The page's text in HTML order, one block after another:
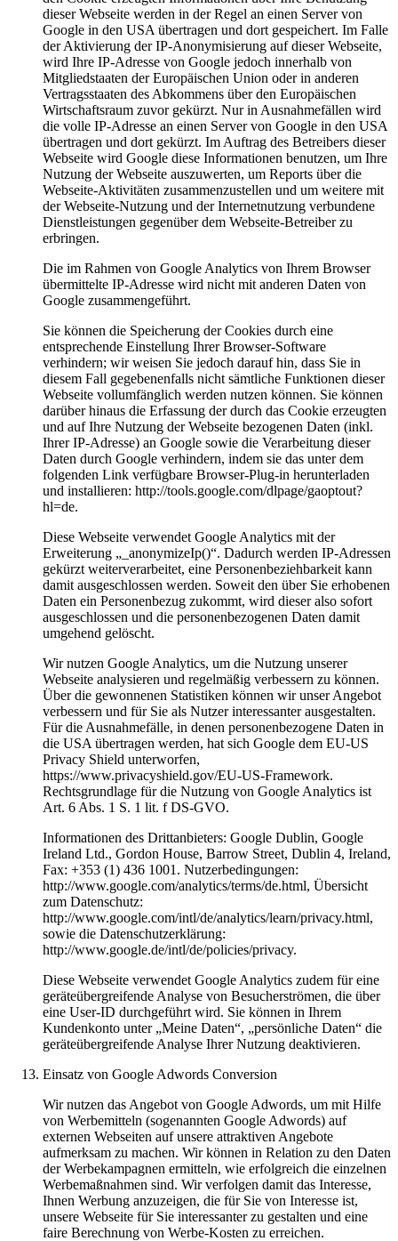
dieser Webseite werden in der Regel an einen Server von
Google in den USA übertragen und dort gespeichert. Im Falle
der Aktivierung der IP-Anonymisierung auf dieser Webseite,
wird Ihre IP-Adresse von Google jedoch innerhalb von
Mitgliedstaaten der Europäischen Union oder in anderen
Vertragsstaaten des Abkommens über den Europäischen
Wirtschaftsraum zuvor gekürzt. Nur in Ausnahmefällen wird
die volle IP-Adresse an einen Server von Google in den USA
übertragen und dort gekürzt. Im Auftrag des Betreibers dieser
Webseite wird Google diese Informationen benutzen, um Ihre
Nutzung der Webseite auszuwerten, um Reports über die
Webseite-Aktivitäten zusammenzustellen und um weitere mit
der Webseite-Nutzung und der Internetnutzung verbundene
Dienstleistungen gegenüber dem Webseite-Betreiber zu
erbringen.
Die im Rahmen von Google Analytics von Ihrem Browser
übermittelte IP-Adresse wird nicht mit anderen Daten von
Google zusammengeführt.
Sie können die Speicherung der Cookies durch eine
entsprechende Einstellung Ihrer Browser-Software
verhindern; wir weisen Sie jedoch darauf hin, dass Sie in
diesem Fall gegebenenfalls nicht sämtliche Funktionen dieser
Webseite vollumfänglich werden nutzen können. Sie können
darüber hinaus die Erfassung der durch das Cookie erzeugten
und auf Ihre Nutzung der Webseite bezogenen Daten (inkl.
Ihrer IP-Adresse) an Google sowie die Verarbeitung dieser
Daten durch Google verhindern, indem sie das unter dem
folgenden Link verfügbare Browser-Plug-in herunterladen
und installieren: http://tools.google.com/dlpage/gaoptout?
hl=de.
Diese Webseite verwendet Google Analytics mit der
Erweiterung „_anonymizeIp()“. Dadurch werden IP-Adressen
gekürzt weiterverarbeitet, eine Personenbeziehbarkeit kann
damit ausgeschlossen werden. Soweit den über Sie erhobenen
Daten ein Personenbezug zukommt, wird dieser also sofort
ausgeschlossen und die personenbezogenen Daten damit
umgehend gelöscht.
Wir nutzen Google Analytics, um die Nutzung unserer
Webseite analysieren und regelmäßig verbessern zu können.
Über die gewonnenen Statistiken können wir unser Angebot
verbessern und für Sie als Nutzer interessanter ausgestalten.
Für die Ausnahmefälle, in denen personenbezogene Daten in
die USA übertragen werden, hat sich Google dem EU-US
Privacy Shield unterworfen,
https://www.privacyshield.gov/EU-US-Framework.
Rechtsgrundlage für die Nutzung von Google Analytics ist
Art. 6 Abs. 1 S. 1 lit. f DS-GVO.
Informationen des Drittanbieters: Google Dublin, Google
Ireland Ltd., Gordon House, Barrow Street, Dublin 4, Ireland,
Fax: +353 (1) 436 1001. Nutzerbedingungen:
http://www.google.com/analytics/terms/de.html, Übersicht
zum Datenschutz:
http://www.google.com/intl/de/analytics/learn/privacy.html,
sowie die Datenschutzerklärung:
http://www.google.de/intl/de/policies/privacy.
Diese Webseite verwendet Google Analytics zudem für eine
geräteübergreifende Analyse von Besucherströmen, die über
eine User-ID durchgeführt wird. Sie können in Ihrem
Kundenkonto unter „Meine Daten“, „persönliche Daten“ die
geräteübergreifende Analyse Ihrer Nutzung deaktivieren.
Einsatz von Google Adwords Conversion
Wir nutzen das Angebot von Google Adwords, um mit Hilfe
von Werbemitteln (sogenannten Google Adwords) auf
externen Webseiten auf unsere attraktiven Angebote
aufmerksam zu machen. Wir können in Relation zu den Daten
der Werbekampagnen ermitteln, wie erfolgreich die einzelnen
Werbemaßnahmen sind. Wir verfolgen damit das Interesse,
Ihnen Werbung anzuzeigen, die für Sie von Interesse ist,
unsere Webseite für Sie interessanter zu gestalten und eine
faire Berechnung von Werbe-Kosten zu erreichen.